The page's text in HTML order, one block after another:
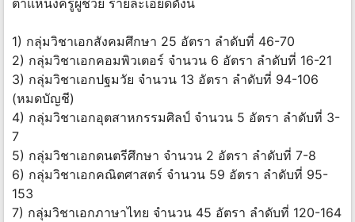
ตำแหน่งครูผู้ช่วย รายละเอียดดังนี้
1) กลุ่มวิชาเอกสังคมศึกษา 25 อัตรา ลำดับที่ 46-70
2) กลุ่มวิชาเอกคอมพิวเตอร์ จำนวน 6 อัตรา ลำดับที่ 16-21
3) กลุ่มวิชาเอกปฐมวัย จำนวน 13 อัตรา ลำดับที่ 94-106
(หมดบัญชี)
4) กลุ่มวิชาเอกอุตสาหกรรมศิลป์ จำนวน 5 อัตรา ลำดับที่ 3-
7
5) กลุ่มวิชาเอกดนตรีศึกษา จำนวน 2 อัตรา ลำดับที่ 7-8
6) กลุ่มวิชาเอกคณิตศาสตร์ จำนวน 59 อัตรา ลำดับที่ 95-
153
7) กลุ่มวิชาเอกภาษาไทย จำนวน 45 อัตรา ลำดับที่ 120-164